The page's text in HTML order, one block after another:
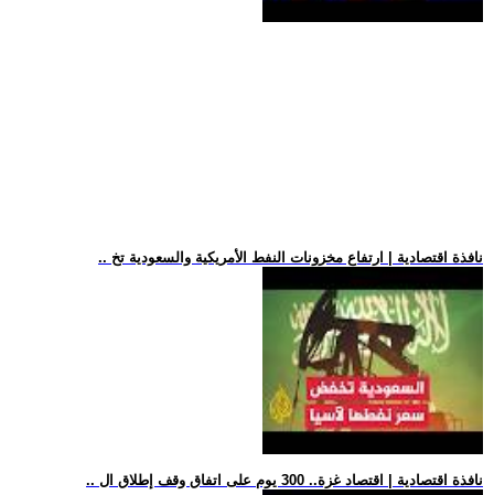
.. نافذة اقتصادية | ارتفاع مخزونات النفط الأمريكية والسعودية تخ
.. نافذة اقتصادية | اقتصاد غزة.. 300 يوم على اتفاق وقف إطلاق ال